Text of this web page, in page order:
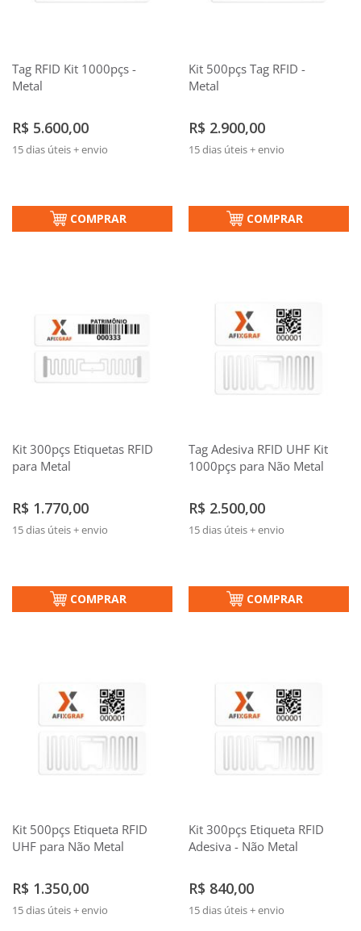
Tag RFID Kit 1000pçs -
Metal
R$ 5.600,00
15 dias úteis + envio
COMPRAR
Kit 500pçs Tag RFID -
Metal
R$ 2.900,00
15 dias úteis + envio
COMPRAR
Kit 300pçs Etiquetas RFID
para Metal
R$ 1.770,00
15 dias úteis + envio
COMPRAR
Tag Adesiva RFID UHF Kit
1000pçs para Não Metal
R$ 2.500,00
15 dias úteis + envio
COMPRAR
Kit 500pçs Etiqueta RFID
UHF para Não Metal
R$ 1.350,00
15 dias úteis + envio
Kit 300pçs Etiqueta RFID
Adesiva - Não Metal
R$ 840,00
15 dias úteis + envio